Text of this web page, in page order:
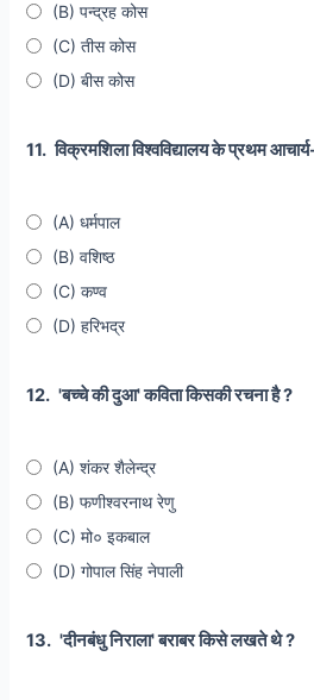
(B) पन्द्रह कोस
(C) तीस कोस
(D) बीस कोस
11. विक्रमशिला विश्वविद्यालय के प्रथम
(A) धर्मपाल
(B) वशिष्ठ
(C) कण्व
(D) हरिभद्र
12. 'बच्चे की दुआ' कविता किसकी रचना है ?
(A) शंकर शैलेन्द्र
(B) फणीश्वरनाथ रेणु
(C) मो० इकबाल
(D) गोपाल सिंह नेपाली
13. 'दीनबंधु निराला' बराबर किसे लखते थे ?